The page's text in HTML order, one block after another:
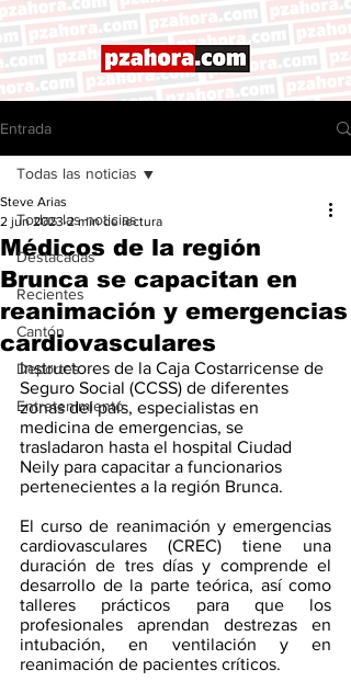
Entrada
Todas las noticias
Destacadas
Recientes
Cantón
Deportes
Entretenimiento
Todas las noticias
Médicos de la región
Brunca se capacitan en
reanimación y emergencias
cardiovasculares
Steve Arias
2 jun 2023 2 min de lectura
Instructores de la Caja Costarricense de
Seguro Social (CCSS) de diferentes
zonas del país, especialistas en
medicina de emergencias, se
trasladaron hasta el hospital Ciudad
Neily para capacitar a funcionarios
pertenecientes a la región Brunca.
El curso de reanimación y emergencias
cardiovasculares (CREC) tiene una
duración de tres días y comprende el
desarrollo de la parte teórica, así como
talleres prácticos para que los
profesionales aprendan destrezas en
intubación, en ventilación y en
reanimación de pacientes críticos.